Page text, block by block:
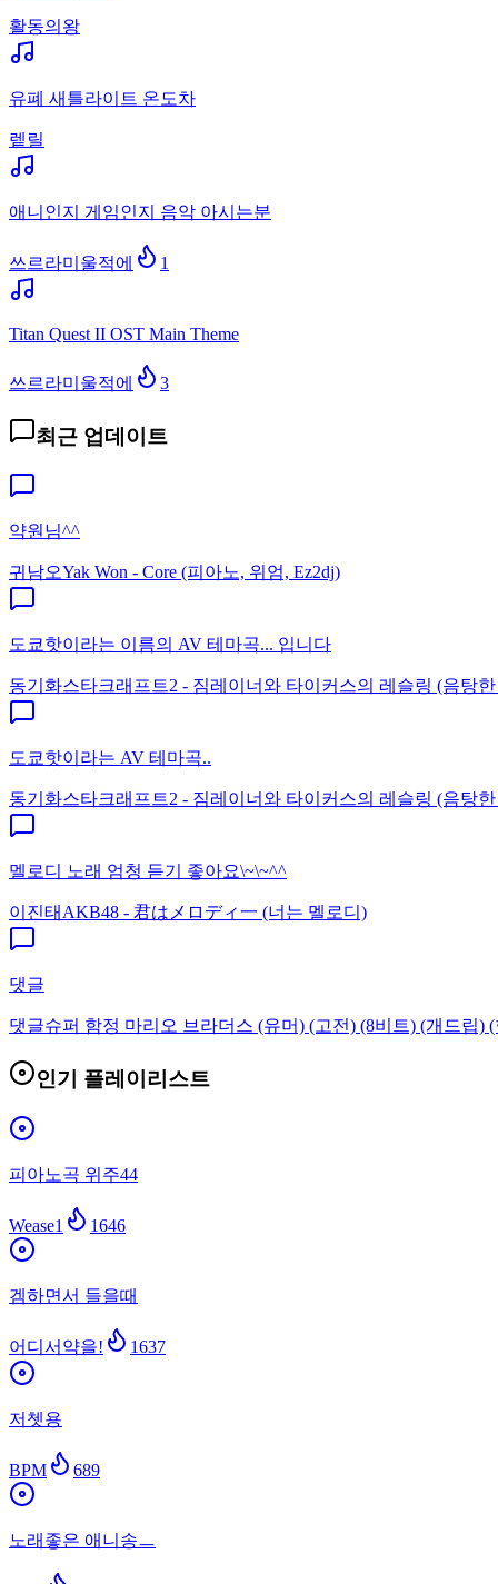
활동의왕
유폐 새틀라이트 온도차
렡릴
애니인지 게임인지 음악 아시는분
쓰르라미울적에 1
Titan Quest II OST Main Theme
쓰르라미울적에 3
최근 업데이트
약원님^^
귀남오Yak Won - Core (피아노, 위엄, Ez2dj)
도쿄핫이라는 이름의 AV 테마곡... 입니다
동기화스타크래프트2 - 짐레이너와 타이커스의 레슬링 (음탕
도쿄핫이라는 AV 테마곡..
동기화스타크래프트2 - 짐레이너와 타이커스의 레슬링 (음탕
멜로디 노래 엄청 듣기 좋아요\~\~^^
이진태 AKB48 - 君はメロディ一 (너는 멜로디)
댓글
댓글슈퍼 함정 마리오 브라더스 (유머) (고전) (8비트) (개드립)
인기 플레이리스트
피아노곡 위주44
Wease1 1646
겜하면서 들을때
어디서약을! 1637
저쳇용
BPM 689
노래좋은 애니송ㅡ